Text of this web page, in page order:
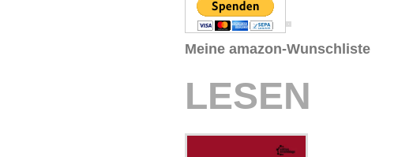
Meine amazon-Wunschliste
LESEN